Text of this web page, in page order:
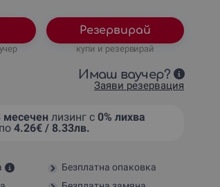
Резервирай
купи и резервирай
Имаш ваучер?
Заяви резервация
месечен лизинг с0% лихва
4.26€ / 8.33лв.
Безплатна опаковка